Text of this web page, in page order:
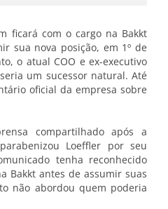
ficará com o cargo na Bakkt
sua nova posição, em 1º de
o atual COO e ex-executivo
um sucessor natural. Até
oficial da empresa sobre
compartilhado após a
Loeffler por seu
tenha reconhecido
Bakkt antes de assumir suas
não abordou quem poderia